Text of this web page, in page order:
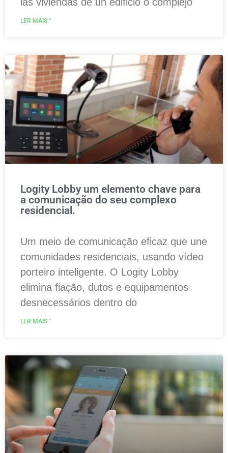
LER MAIS "
Logity Lobby um elemento chave para
a comunicação do seu complexo
residencial.
Um meio de comunicação eficaz que une
comunidades residenciais, usando vídeo
porteiro inteligente. O Logity Lobby
elimina fiação, dutos e equipamentos
desnecessários dentro do
LER MAIS "